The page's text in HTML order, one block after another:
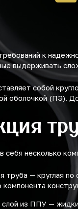
к
выдерживать
собой
оболочкой (ПЭ).
себя несколько
труба — круглая
компонента
из ППУ —